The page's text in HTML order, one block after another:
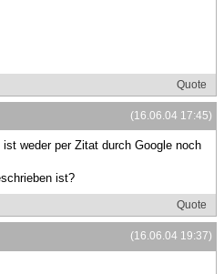
Quote
(16.06.04 17:45)
weder per Zitat durch Google noch
ist?
Quote
(16.06.04 19:37)